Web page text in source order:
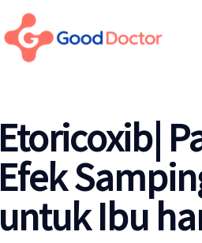
Etoricoxib|
Efek
untuk Ibu